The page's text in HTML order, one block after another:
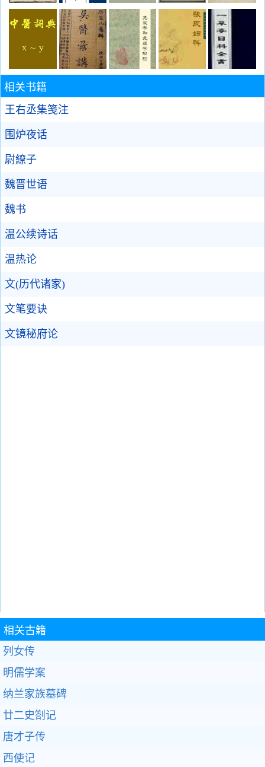
相关书籍
王右丞集笺注
围炉夜话
尉繚子
魏晋世语
魏书
温公续诗话
温热论
文(历代诸家)
文笔要诀
文镜秘府论
相关古籍
列女传
明儒学案
纳兰家族墓碑
廿二史劄记
唐才子传
西使记